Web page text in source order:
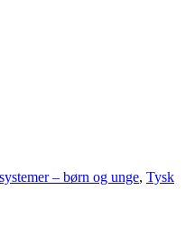
– børn og unge, Tysk